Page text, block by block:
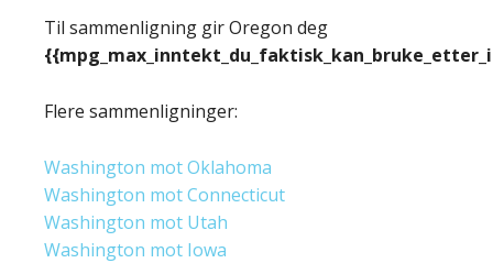
Til sammenligning gir Oregon deg
Flere sammenligninger:
Washington mot Oklahoma
Washington mot Connecticut
Washington mot Utah
Washington mot Iowa